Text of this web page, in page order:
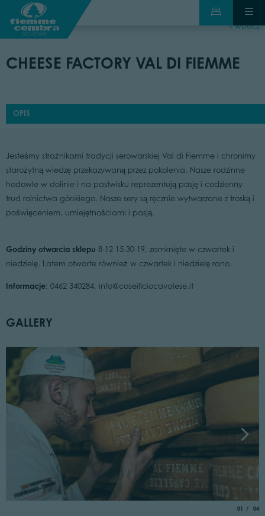
wstecz
CHEESE FACTORY VAL DI FIEMME
OPIS
Jesteśmy strażnikami tradycji serowarskiej Val di Fiemme i chronimy
starożytną wiedzę przekazywaną przez pokolenia. Nasze rodzinne
hodowle w dolinie i na pastwisku reprezentują pasję i codzienny
trud rolnictwa górskiego. Nasze sery są ręcznie wytwarzane z troską i
poświęceniem, umiejętnościami i pasją.
Godziny otwarcia sklepu 8-12 15.30-19, zamknięte w czwartek i
niedzielę. Latem otwarte również w czwartek i niedzielę rano.
Informacje: 0462 340284, info@caseificiocavalese.it
GALLERY
01 of
04